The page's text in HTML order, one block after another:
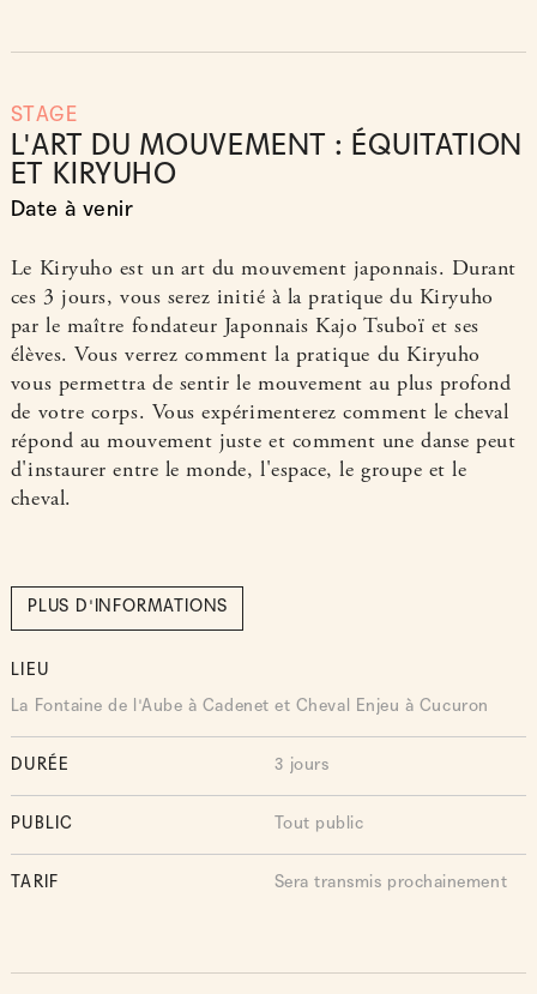
STAGE
L'ART DU MOUVEMENT : ÉQUITATION
ET KIRYUHO
Date à venir
Le Kiryuho est un art du mouvement japonnais. Durant
ces 3 jours, vous serez initié à la pratique du Kiryuho
par le maître fondateur Japonnais Kajo Tsuboï et ses
élèves. Vous verrez comment la pratique du Kiryuho
vous permettra de sentir le mouvement au plus profond
de votre corps. Vous expérimenterez comment le cheval
répond au mouvement juste et comment une danse peut
d'instaurer entre le monde, l'espace, le groupe et le
cheval.
PLUS D'INFORMATIONS
LIEU
La Fontaine de l'Aube à Cadenet et Cheval Enjeu à Cucuron
DURÉE 3 jours
PUBLIC Tout public
TARIF Sera transmis prochainement